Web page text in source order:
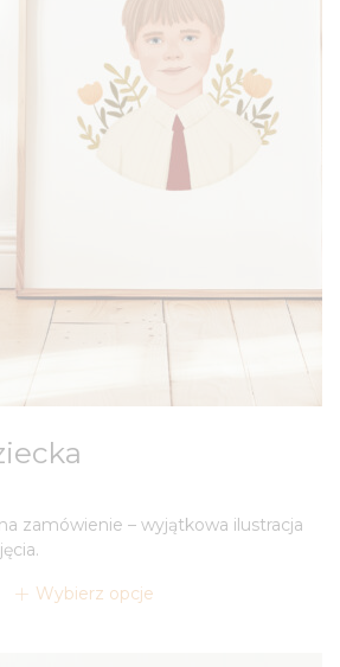
zamówienie – wyjątkowa ilustracja
Wybierz opcje